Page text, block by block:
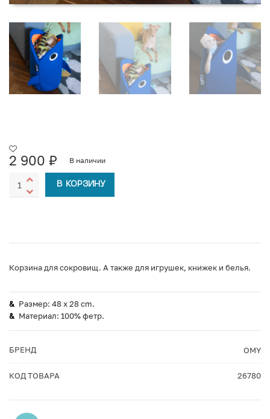
2 900 ₽ В наличии
В КОРЗИНУ
Корзина для сокровищ. А также для игрушек, книжек и белья.
Размер: 48 x 28 cm.
Материал: 100% фетр.
БРЕНД OMY
КОД ТОВАРА 26780